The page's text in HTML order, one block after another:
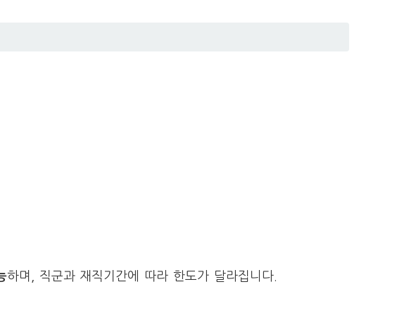
하며, 직군과 재직기간에 따라 한도가 달라집니다.